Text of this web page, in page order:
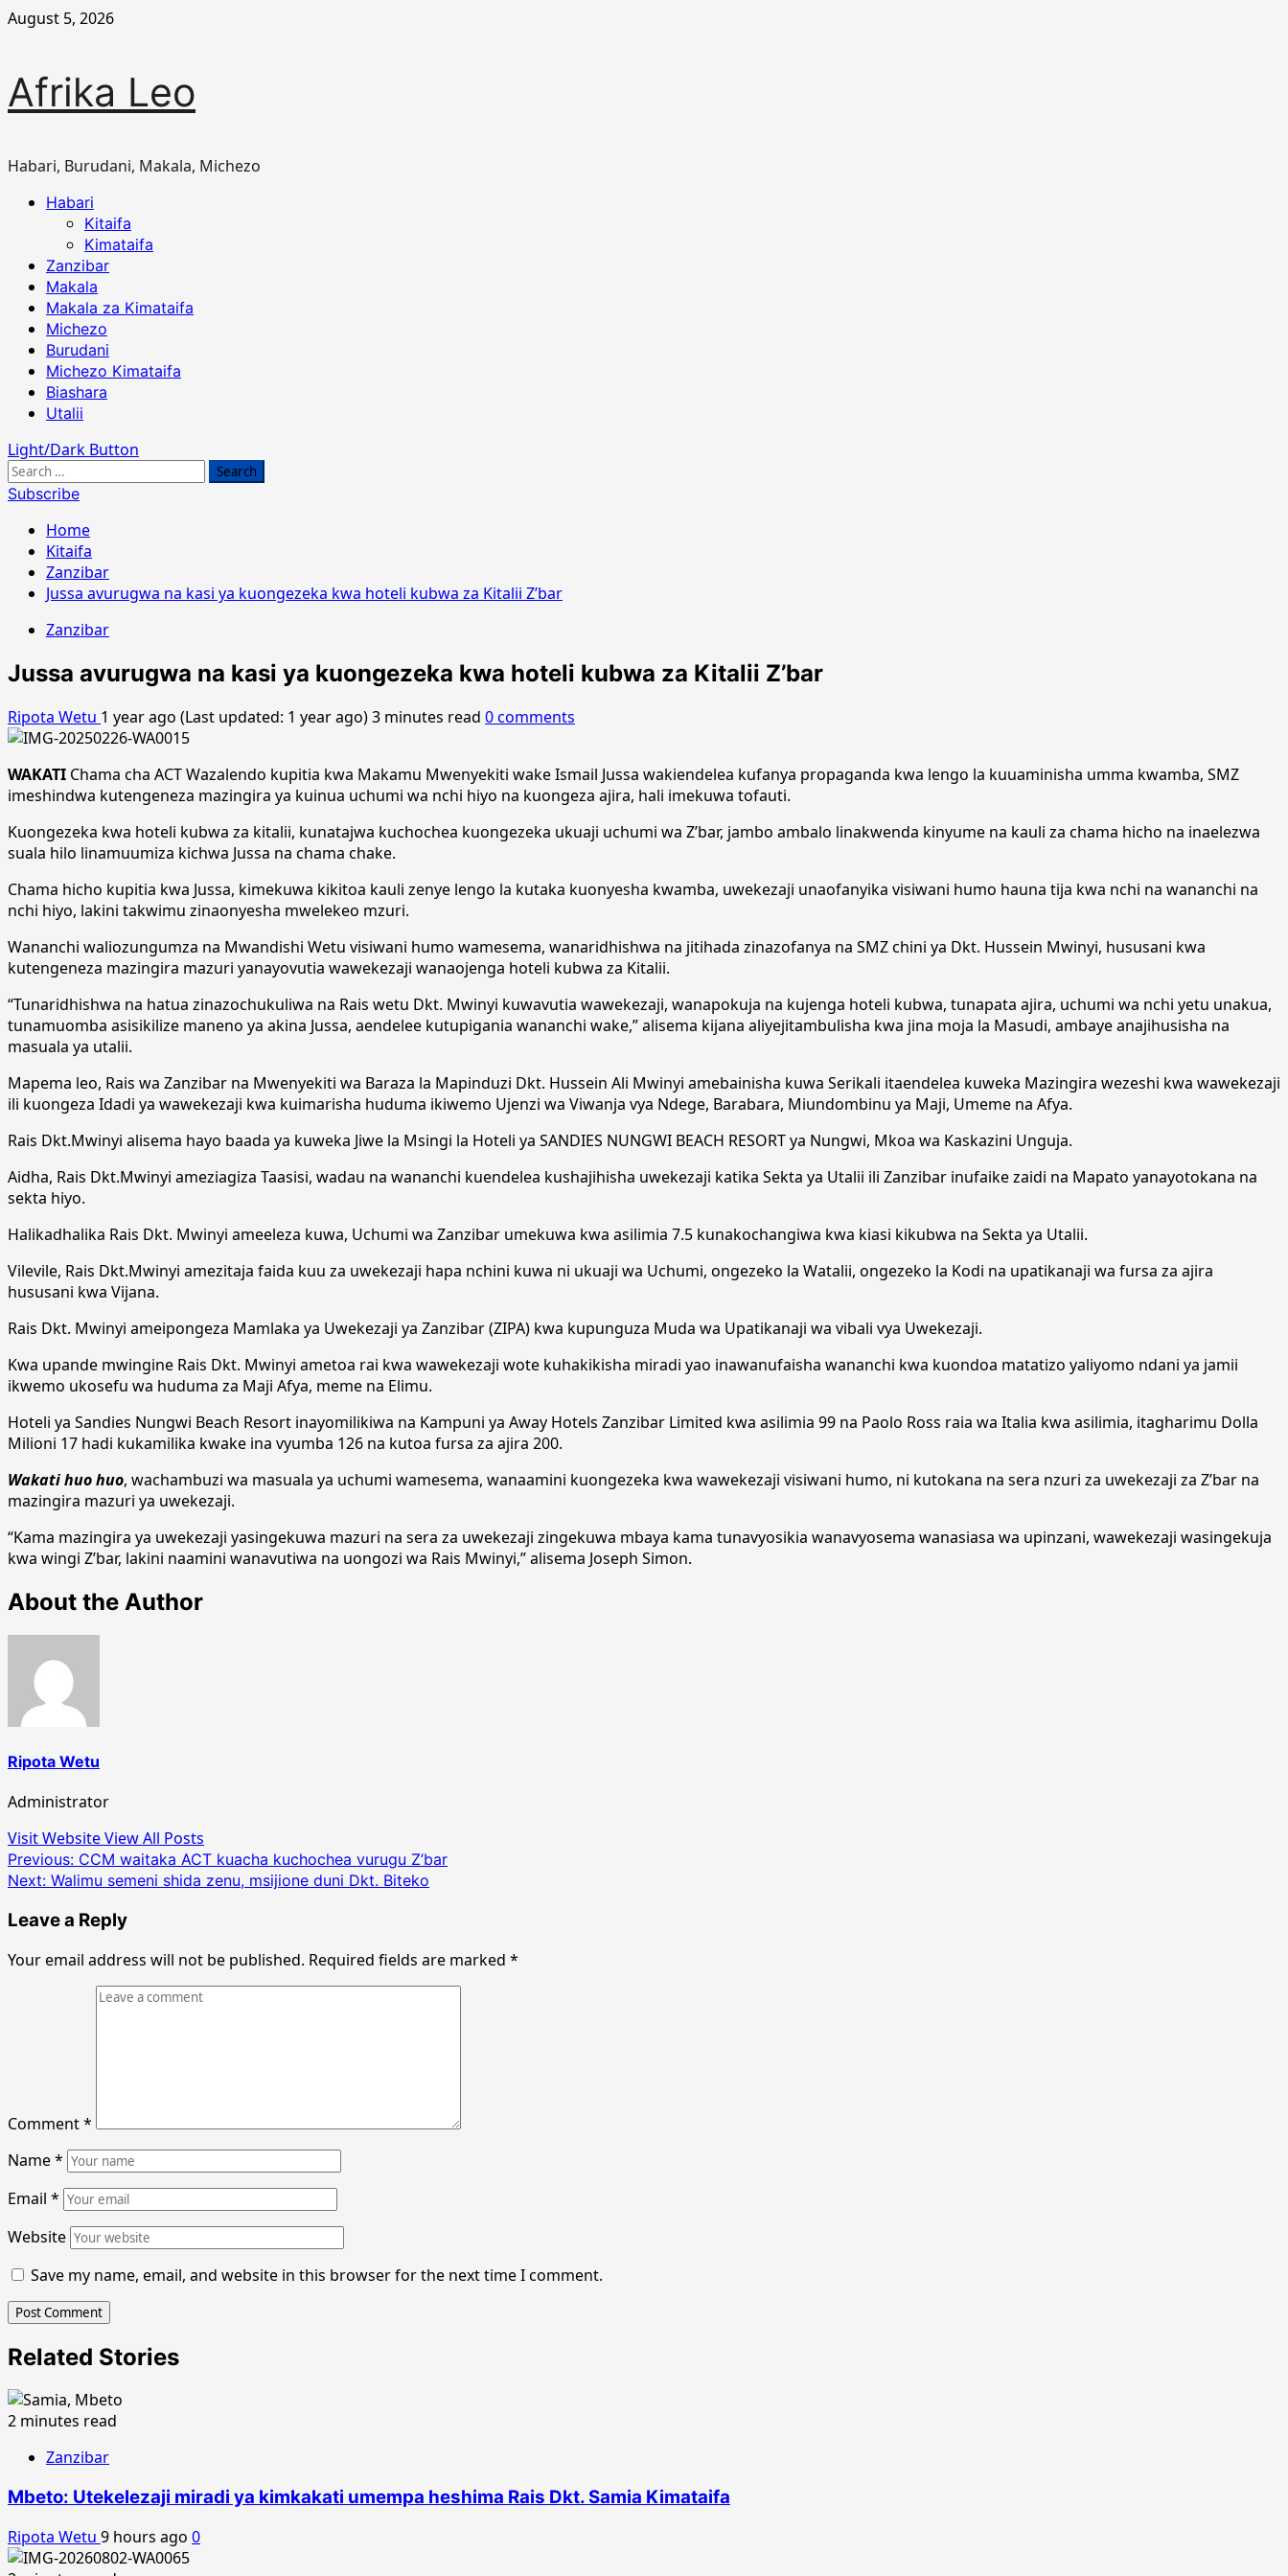
Skip
August 5, 2026
Afrika Leo
Habari, Burudani, Makala, Michezo
PrimaryHabari
Kitaifa
Kimataifa
Zanzibar
Makala
Makala za Kimataifa
Michezo
Burudani
Michezo Kimataifa
Biashara
Utalii
Light/Dark Button
Search
for:
Subscribe
Home
Kitaifa
Zanzibar
Jussa avurugwa na kasi ya kuongezeka kwa hoteli kubwa za Kitalii Z’bar
Zanzibar
Jussa avurugwa na kasi ya kuongezeka kwa hoteli kubwa za Kitalii Z’bar
Ripota Wetu 1 year ago (Last updated: 1 year ago)3 minutes read 0 comments
WAKATI Chama cha ACT Wazalendo kupitia kwa Makamu Mwenyekiti wake Ismail Jussa wakiendelea kufanya propaganda kwa lengo la kuuaminisha umma kwamba, SMZ
imeshindwa kutengeneza mazingira ya kuinua uchumi wa nchi hiyo na kuongeza ajira, hali imekuwa tofauti.
Kuongezeka kwa hoteli kubwa za kitalii, kunatajwa kuchochea kuongezeka ukuaji uchumi wa Z’bar, jambo ambalo linakwenda kinyume na kauli za chama hicho na inaelezwa
suala hilo linamuumiza kichwa Jussa na chama chake.
Chama hicho kupitia kwa Jussa, kimekuwa kikitoa kauli zenye lengo la kutaka kuonyesha kwamba, uwekezaji unaofanyika visiwani humo hauna tija kwa nchi na wananchi na
nchi hiyo, lakini takwimu zinaonyesha mwelekeo mzuri.
Wananchi waliozungumza na Mwandishi Wetu visiwani humo wamesema, wanaridhishwa na jitihada zinazofanya na SMZ chini ya Dkt. Hussein Mwinyi, hususani kwa
kutengeneza mazingira mazuri yanayovutia wawekezaji wanaojenga hoteli kubwa za Kitalii.
“Tunaridhishwa na hatua zinazochukuliwa na Rais wetu Dkt. Mwinyi kuwavutia wawekezaji, wanapokuja na kujenga hoteli kubwa, tunapata ajira, uchumi wa nchi yetu unakua,
tunamuomba asisikilize maneno ya akina Jussa, aendelee kutupigania wananchi wake,” alisema kijana aliyejitambulisha kwa jina moja la Masudi, ambaye anajihusisha na
masuala ya utalii.
Mapema leo, Rais wa Zanzibar na Mwenyekiti wa Baraza la Mapinduzi Dkt. Hussein Ali Mwinyi amebainisha kuwa Serikali itaendelea kuweka Mazingira wezeshi kwa wawekezaji
ili kuongeza Idadi ya wawekezaji kwa kuimarisha huduma ikiwemo Ujenzi wa Viwanja vya Ndege, Barabara, Miundombinu ya Maji, Umeme na Afya.
Rais Dkt.Mwinyi alisema hayo baada ya kuweka Jiwe la Msingi la Hoteli ya SANDIES NUNGWI BEACH RESORT ya Nungwi, Mkoa wa Kaskazini Unguja.
Aidha, Rais Dkt.Mwinyi ameziagiza Taasisi, wadau na wananchi kuendelea kushajihisha uwekezaji katika Sekta ya Utalii ili Zanzibar inufaike zaidi na Mapato yanayotokana na
sekta hiyo.
Halikadhalika Rais Dkt. Mwinyi ameeleza kuwa, Uchumi wa Zanzibar umekuwa kwa asilimia 7.5 kunakochangiwa kwa kiasi kikubwa na Sekta ya Utalii.
Vilevile, Rais Dkt.Mwinyi amezitaja faida kuu za uwekezaji hapa nchini kuwa ni ukuaji wa Uchumi, ongezeko la Watalii, ongezeko la Kodi na upatikanaji wa fursa za ajira
hususani kwa Vijana.
Rais Dkt. Mwinyi ameipongeza Mamlaka ya Uwekezaji ya Zanzibar (ZIPA) kwa kupunguza Muda wa Upatikanaji wa vibali vya Uwekezaji.
Kwa upande mwingine Rais Dkt. Mwinyi ametoa rai kwa wawekezaji wote kuhakikisha miradi yao inawanufaisha wananchi kwa kuondoa matatizo yaliyomo ndani ya jamii
ikwemo ukosefu wa huduma za Maji Afya, meme na Elimu.
Hoteli ya Sandies Nungwi Beach Resort inayomilikiwa na Kampuni ya Away Hotels Zanzibar Limited kwa asilimia 99 na Paolo Ross raia wa Italia kwa asilimia, itagharimu Dolla
Milioni 17 hadi kukamilika kwake ina vyumba 126 na kutoa fursa za ajira 200.
Wakati huo huo, wachambuzi wa masuala ya uchumi wamesema, wanaamini kuongezeka kwa wawekezaji visiwani humo, ni kutokana na sera nzuri za uwekezaji za Z’bar na
mazingira mazuri ya uwekezaji.
“Kama mazingira ya uwekezaji yasingekuwa mazuri na sera za uwekezaji zingekuwa mbaya kama tunavyosikia wanavyosema wanasiasa wa upinzani, wawekezaji wasingekuja
kwa wingi Z’bar, lakini naamini wanavutiwa na uongozi wa Rais Mwinyi,” alisema Joseph Simon.
About the Author
Ripota Wetu
Administrator
Visit WebsiteView All Posts
Post
navigation
Previous: CCM waitaka ACT kuacha kuchochea vurugu Z’bar
Next: Walimu semeni shida zenu, msijione duni Dkt. Biteko
Leave a Reply
Your email address will not be published. Required fields are marked *
Comment*
Name*
Email *
Website
Save my name, email, and website in this browser for the next time I comment.
Related Stories
2 minutes read
Zanzibar
Mbeto: Utekelezaji miradi ya kimkakati umempa heshima Rais Dkt. Samia Kimataifa
Ripota Wetu 9 hours ago 0